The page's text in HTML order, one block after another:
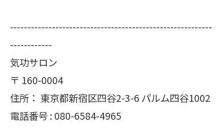
----------------------------------------------------------
------------
気功サロン
〒 160-0004
住所： 東京都新宿区四谷2-3-6 パルム四谷1002
電話番号 : 080-6584-4965